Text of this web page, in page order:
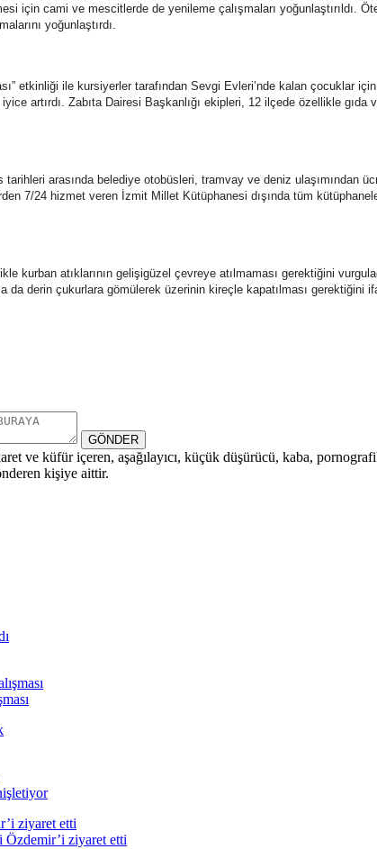
için cami ve mescitlerde de yenileme çalışmaları yoğunlaştırıldı.
yoğunlaştırdı.
etkinliği ile kursiyerler tarafından Sevgi Evleri’nde kalan çocuklar
artırdı. Zabıta Dairesi Başkanlığı ekipleri, 12 ilçede özellikle gıda
arasında belediye otobüsleri, tramvay ve deniz ulaşımından
7/24 hizmet veren İzmit Millet Kütüphanesi dışında tüm
kurban atıklarının gelişigüzel çevreye atılmaması gerektiğini
derin çukurlara gömülerek üzerinin kireçle kapatılması gerektiğini
GÖNDER
ve küfür içeren, aşağılayıcı, küçük düşürücü, kaba,
kişiye aittir.
Özdemir’i ziyaret etti